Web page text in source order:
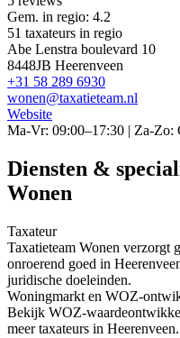
Gem. in regio: 4.2
51 taxateurs in regio
Abe Lenstra boulevard 10
8448JB Heerenveen
+31 58 289 6930
wonen@taxatieteam.nl
Website
Ma-Vr: 09:00–17:30 | Za-Zo:
Diensten &
Wonen
Taxateur
Taxatieteam Wonen verzorgt
onroerend goed in
juridische doeleinden.
Woningmarkt en WOZ-
Bekijk WOZ-
meer taxateurs in Heerenveen.